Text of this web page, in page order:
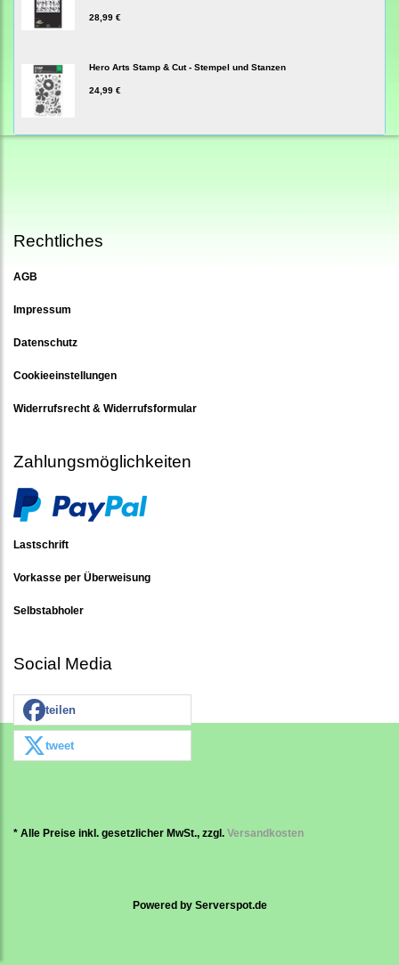
28,99 €
Hero Arts Stamp & Cut - Stempel und Stanzen
24,99 €
Rechtliches
AGB
Impressum
Datenschutz
Cookieeinstellungen
Widerrufsrecht & Widerrufsformular
Zahlungsmöglichkeiten
Lastschrift
Vorkasse per Überweisung
Selbstabholer
Social Media
teilen
tweet
* Alle Preise inkl. gesetzlicher MwSt., zzgl. Versandkosten
Powered by Serverspot.de